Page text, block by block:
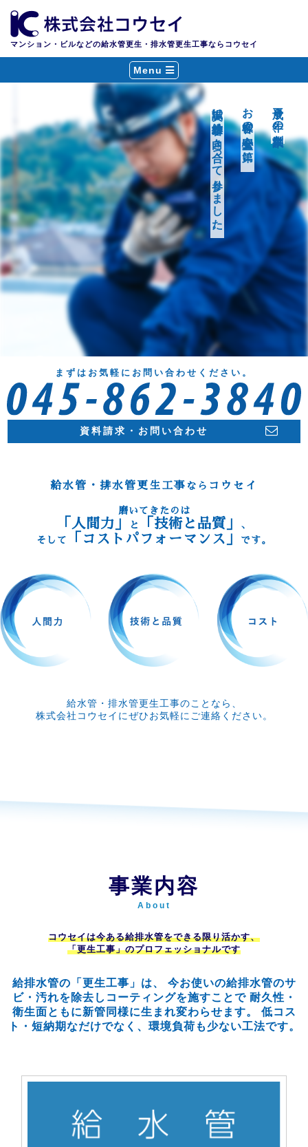
マンション・ビルなどの給水管更生・排水管更生工事ならコウセイ
Menu
平成８年の創業以来、
お客様の安心安全を第一に、
誠実に給排水管と向き合って参りました。
まずはお気軽にお問い合わせください。
資料請求・お問い合わせ
給水管・排水管更生工事 なら コウセイ
磨いてきたのは
「人間力」 と 「技術と品質」
、
そして
「コストパフォーマンス」 です。
給水管・排水管更生工事のことなら、
株式会社コウセイにぜひお気軽にご連絡ください。
事業内容
About
コウセイは今ある給排水管をできる限り活かす、
「更生工事」のプロフェッショナルです
給排水管の「更生工事」は、
今お使いの給排水管のサ
ビ・汚れを除去しコーティングを施すことで 耐久性・
衛生面ともに新管同様に生まれ変わらせます。 低コス
ト・短納期なだけでなく、環境負荷も少ない工法です。